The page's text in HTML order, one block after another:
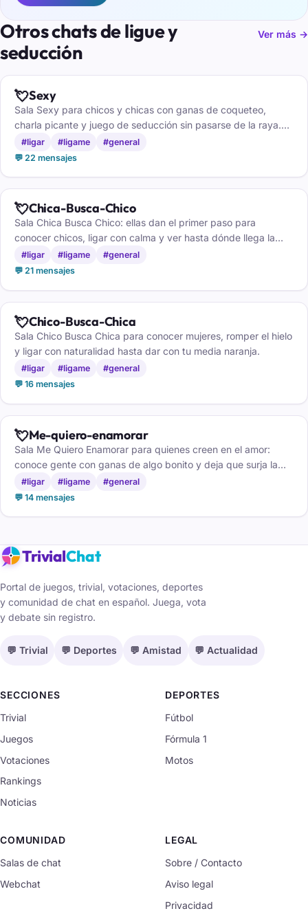
Otros chats de ligue y
seducción
Ver más →
💘Sexy
Sala Sexy para chicos y chicas con ganas de coqueteo,
charla picante y juego de seducción sin pasarse de la raya.
Solo mayores de 18 años.
#ligar #ligame
#general
💬 22 mensajes
💘Chica-Busca-Chico
Sala Chica Busca Chico: ellas dan el primer paso para
conocer chicos, ligar con calma y ver hasta dónde llega la
conexión.
#ligar #ligame
#general
💬 21 mensajes
💘Chico-Busca-Chica
Sala Chico Busca Chica para conocer mujeres, romper el hielo
y ligar con naturalidad hasta dar con tu media naranja.
#ligar #ligame
#general
💬 16 mensajes
💘Me-quiero-enamorar
Sala Me Quiero Enamorar para quienes creen en el amor:
conoce gente con ganas de algo bonito y deja que surja la
chispa.
#ligar #ligame
#general
💬 14 mensajes
TrivialChat
Portal de juegos, trivial, votaciones, deportes
y comunidad de chat en español. Juega, vota
y debate sin registro.
💬 Trivial 💬 Deportes 💬 Amistad 💬 Actualidad
SECCIONES
Trivial
Juegos
Votaciones
Rankings
Noticias
DEPORTES
Fútbol
Fórmula 1
Motos
COMUNIDAD
Salas de chat
Webchat
LEGAL
Sobre / Contacto
Aviso legal
Privacidad